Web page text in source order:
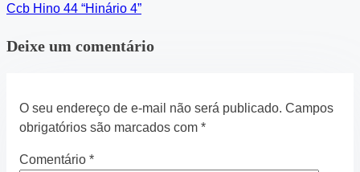
Ccb Hino 44 “Hinário 4”
Deixe um comentário
O seu endereço de e-mail não será publicado. Campos
obrigatórios são marcados com *
Comentário *